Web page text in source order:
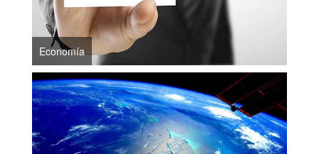
Economía